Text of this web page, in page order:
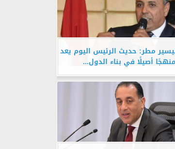
مطر: حديث الرئيس اليوم يعد
منهجًا أصيلًا في بناء الدول...